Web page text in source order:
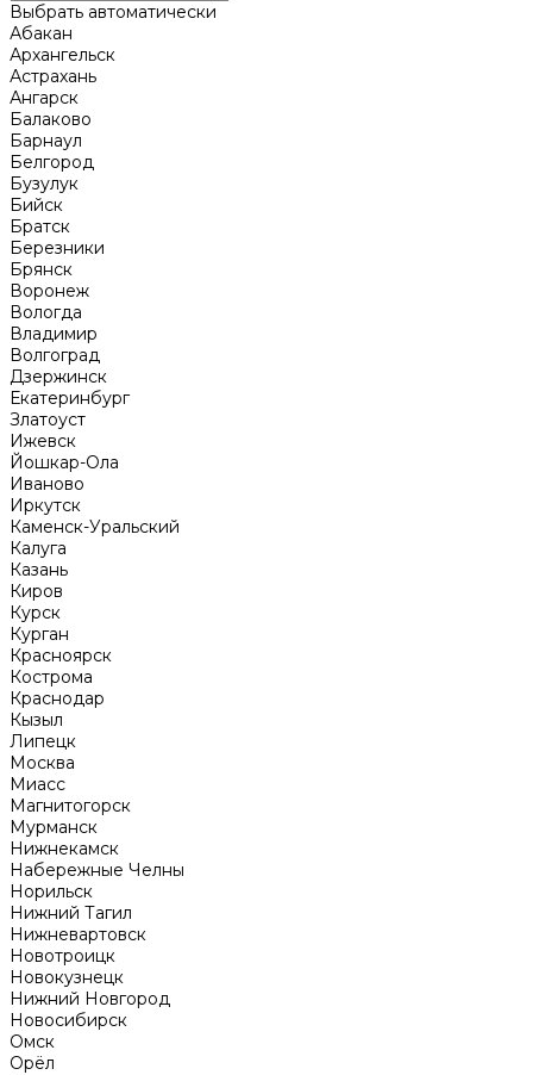
Выбрать автоматически
Абакан
Архангельск
Астрахань
Ангарск
Балаково
Барнаул
Белгород
Бузулук
Бийск
Братск
Березники
Брянск
Воронеж
Вологда
Владимир
Волгоград
Дзержинск
Екатеринбург
Златоуст
Ижевск
Йошкар-Ола
Иваново
Иркутск
Каменск-Уральский
Калуга
Казань
Киров
Курск
Курган
Красноярск
Кострома
Краснодар
Кызыл
Липецк
Москва
Миасс
Магнитогорск
Мурманск
Нижнекамск
Набережные Челны
Норильск
Нижний Тагил
Нижневартовск
Новотроицк
Новокузнецк
Нижний Новгород
Новосибирск
Омск
Орёл